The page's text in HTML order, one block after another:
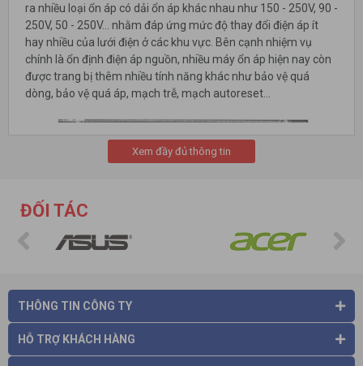
ra nhiều loại ổn áp có dải ổn áp khác nhau như 150 - 250V, 90 -
250V, 50 - 250V… nhằm đáp ứng mức độ thay đổi điện áp ít
hay nhiều của lưới điện ở các khu vực. Bên cạnh nhiệm vụ
chính là ổn định điện áp nguồn, nhiều máy ổn áp hiện nay còn
được trang bị thêm nhiều tính năng khác như bảo vệ quá
dòng, bảo vệ quá áp, mạch trễ, mạch autoreset…
Xem đầy đủ thông tin
ĐỐI TÁC
THÔNG TIN CÔNG TY
HỖ TRỢ KHÁCH HÀNG